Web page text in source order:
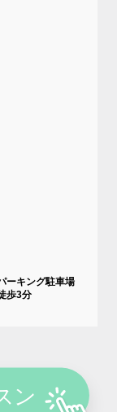
ーキング駐車場
歩3分